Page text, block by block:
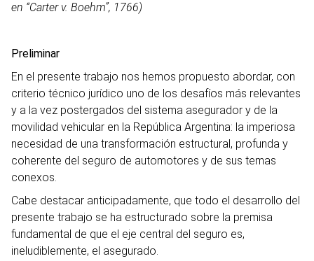
en “Carter v. Boehm”, 1766)
Preliminar
En el presente trabajo nos hemos propuesto abordar, con
criterio técnico jurídico uno de los desafíos más relevantes
y a la vez postergados del sistema asegurador y de la
movilidad vehicular en la República Argentina: la imperiosa
necesidad de una transformación estructural, profunda y
coherente del seguro de automotores y de sus temas
conexos.
Cabe destacar anticipadamente, que todo el desarrollo del
presente trabajo se ha estructurado sobre la premisa
fundamental de que el eje central del seguro es,
ineludiblemente, el asegurado.